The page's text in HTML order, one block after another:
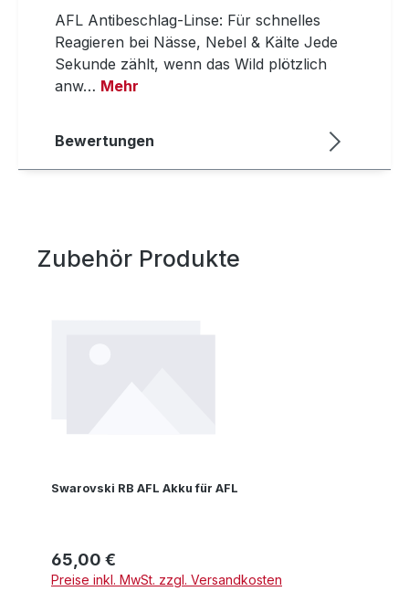
AFL Antibeschlag-Linse: Für schnelles
Reagieren bei Nässe, Nebel & Kälte Jede
Sekunde zählt, wenn das Wild plötzlich
anw… Mehr
Bewertungen
Produktgalerie überspringen
Zubehör Produkte
Swarovski RB AFL Akku für AFL
Regulärer Preis:
65,00 €
Preise inkl. MwSt. zzgl. Versandkosten